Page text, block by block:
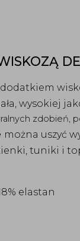
dodatkiem
wysokiej
zdobień,
można uszyć
tuniki i
elastan